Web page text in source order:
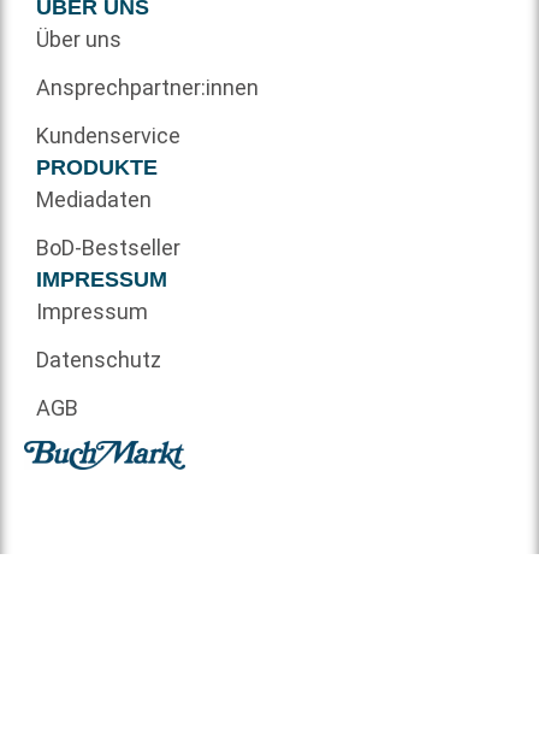
ÜBER UNS
Über uns
Ansprechpartner:innen
Kundenservice
PRODUKTE
Mediadaten
BoD-Bestseller
IMPRESSUM
Impressum
Datenschutz
AGB